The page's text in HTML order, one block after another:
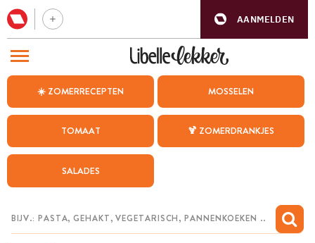
AANMELDEN
☀️ ZOMERRECEPTEN MOSSELEN
TOMAAT 🍹 ZOMERDRANKJES
SALADES
BEZOEK ONZE ANDERE WEBSITES
WEEKMENU
CHAT MET MAIA
MIJN BEWAARDE RECEPTEN